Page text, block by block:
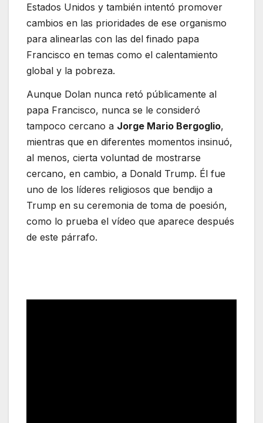
Estados Unidos y también intentó promover
cambios en las prioridades de ese organismo
para alinearlas con las del finado papa
Francisco en temas como el calentamiento
global y la pobreza.
Aunque Dolan nunca retó públicamente al
papa Francisco, nunca se le consideró
tampoco cercano a Jorge Mario Bergoglio,
mientras que en diferentes momentos insinuó,
al menos, cierta voluntad de mostrarse
cercano, en cambio, a Donald Trump. Él fue
uno de los líderes religiosos que bendijo a
Trump en su ceremonia de toma de poesión,
como lo prueba el vídeo que aparece después
de este párrafo.